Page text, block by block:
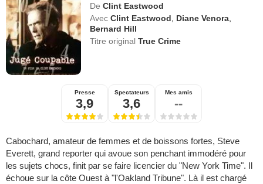
De Clint Eastwood
Avec Clint Eastwood Diane Venora
Bernard Hill
Titre originalTrue Crime
Presse
3,9
Spectateurs
3,6
Mes amis
--
Cabochard, amateur de femmes et de boissons fortes, Steve
Everett, grand reporter qui avoue son penchant immodéré pour
les sujets chocs, finit par se faire licencier du "New York Time". Il
échoue sur la côte Ouest à "l'Oakland Tribune". Là il est chargé